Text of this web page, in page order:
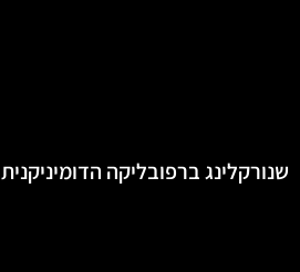
שנורקלינג ברפובליקה הדומיניקנית